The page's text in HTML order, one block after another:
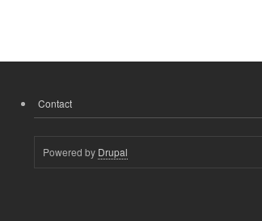
FOOTER
Contact
Powered by Drupal